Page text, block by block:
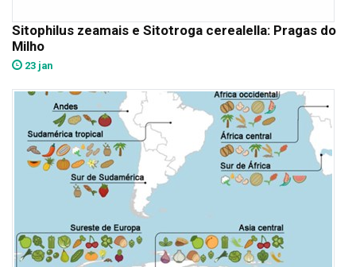
Sitophilus zeamais e Sitotroga cerealella: Pragas do
Milho
23 jan